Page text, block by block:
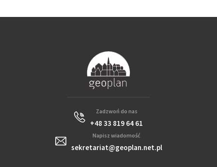
Zadzwoń do nas
+48 33 819 64 61
Napisz wiadomość
sekretariat@geoplan.net.pl